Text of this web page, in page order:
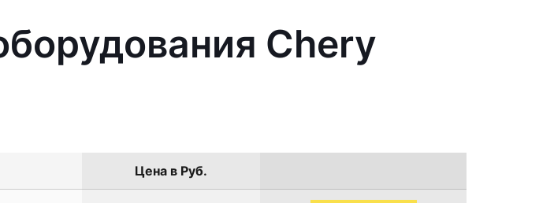
Chery
Цена в Руб.